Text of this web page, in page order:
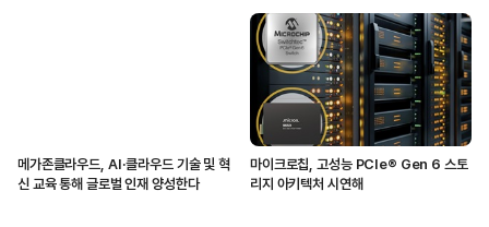
메가존클라우드, AI·클라우드 기술 및 혁
신 교육 통해 글로벌 인재 양성한다
마이크로칩, 고성능 PCIe® Gen 6 스토
리지 아키텍처 시연해